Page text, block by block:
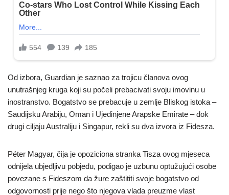
Od izbora, Guardian je saznao za trojicu članova ovog
unutrašnjeg kruga koji su počeli prebacivati svoju imovinu u
inostranstvo. Bogatstvo se prebacuje u zemlje Bliskog istoka –
Saudijsku Arabiju, Oman i Ujedinjene Arapske Emirate – dok
drugi ciljaju Australiju i Singapur, rekli su dva izvora iz Fidesza.
Péter Magyar, čija je opoziciona stranka Tisza ovog mjeseca
odnijela ubjedljivu pobjedu, podigao je uzbunu optužujući osobe
povezane s Fideszom da žure zaštititi svoje bogatstvo od
odgovornosti prije nego što njegova vlada preuzme vlast